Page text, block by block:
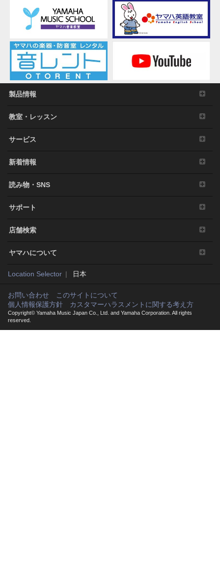
3. 発行と終了
本契約は、お客様が本利用規約に同意した日に発
効します。
本契約は、お客様が著作権法または本契約に定め
る使用条件の条項に一つでも違反されたときは、
弊社からの終了通知がなくても自動的に終了する
ものとします。その場合には、ただちに本ソフト
ウェアの使用を中止し、その複製および付帯文書
をすべて廃棄しなければなりません。
4. 製品の否認
のご負担となることを理解し明示的に同意するものとし
状のまま」提供されます。弊社は明示、黙示、法定にか
かわらず、品質保証、性能、権利の不侵害、商品性、特
の保証や表明をいたしません。特に、本ソフトウェアが
がないこと、安全、正確、完全であること、エラーがな
行いません。
5. 責任の制限
約で定める許諾を供与することのみに限定されるものと
使用できなかったことにより生じた直接的、派生的、付
随的または間接的損害（データの破損、営業上の利益の
損失、業務の中断、営業情報の損失などによる損害を含
製品情報
教室・レッスン
サービス
新着情報
読み物・SNS
サポート
店舗検索
ヤマハについて
Location Selector 日本
お問い合わせ
このサイトについて
個人情報保護方針
カスタマーハラスメントに関する考え方
Copyright© Yamaha Music Japan Co., Ltd. and Yamaha Corporation. All rights
reserved.